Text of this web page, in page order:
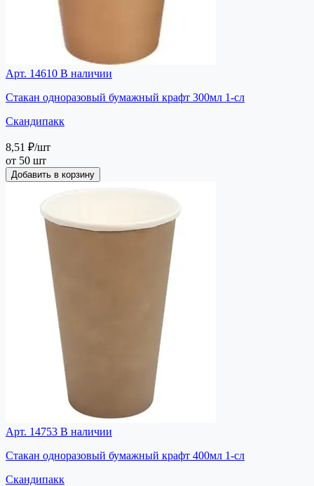
Арт. 14610 В наличии
Стакан одноразовый бумажный крафт 300мл 1-сл
Скандипакк
8,51 ₽/шт
от 50 шт
Добавить в корзину
Арт. 14753 В наличии
Стакан одноразовый бумажный крафт 400мл 1-сл
Скандипакк